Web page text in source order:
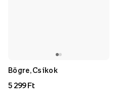
Bögre, Csíkok
5 299 Ft